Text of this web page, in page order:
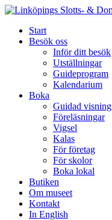
Start
Besök oss
Inför ditt besök
Utställningar
Guideprogram
Kalendarium
Boka
Guidad visning
Föreläsningar
Vigsel
Kalas
För företag
För skolor
Boka lokal
Butiken
Om museet
Kontakt
In English